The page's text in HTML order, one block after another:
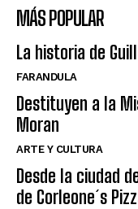
MÁS POPULAR
La historia de
FARANDULA
Destituyen a la
Moran
ARTE Y CULTURA
Desde la ciudad
de Corleone´s